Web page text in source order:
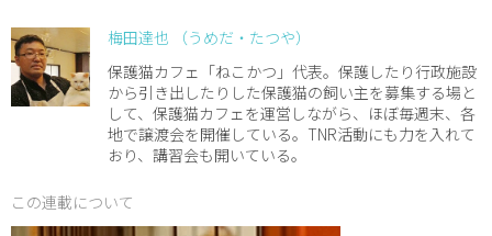
梅田達也 （うめだ・たつや）
保護猫カフェ「ねこかつ」代表。保護したり行政施設
から引き出したりした保護猫の飼い主を募集する場と
して、保護猫カフェを運営しながら、ほぼ毎週末、各
地で譲渡会を開催している。TNR活動にも力を入れて
おり、講習会も開いている。
この連載について